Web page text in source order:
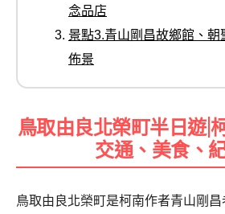
念品店
景點3.青山剛昌故鄉館、朝
佈景
鳥取由良北榮町半日遊|
交通、美食、
鳥取由良北榮町是柯南作者青山剛